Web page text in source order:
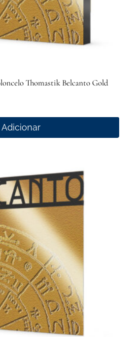
Thomastik Belcanto Gold
Adicionar